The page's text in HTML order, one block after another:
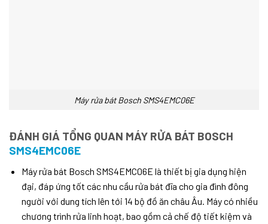
Máy rửa bát Bosch SMS4EMC06E
ĐÁNH GIÁ TỔNG QUAN MÁY RỬA BÁT BOSCH
SMS4EMC06E
Máy rửa bát Bosch SMS4EMC06E là thiết bị gia dụng hiện
đại, đáp ứng tốt các nhu cầu rửa bát đĩa cho gia đình đông
người với dung tích lên tới 14 bộ đồ ăn châu Âu. Máy có nhiều
chương trình rửa linh hoạt, bao gồm cả chế độ tiết kiệm và